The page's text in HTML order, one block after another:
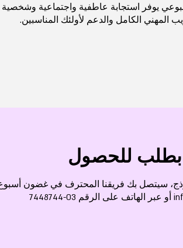
يوفر استجابة عاطفية واجتماعية
المهني الكامل والدعم لأولئك المناسبين.
بطلب للحصول
سيتصل بك فريقنا المحترف في غضون أسبوع
أو عبر الهاتف على الرقم 03-7448744